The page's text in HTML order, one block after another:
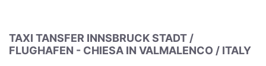
TAXI TANSFER INNSBRUCK STADT /
FLUGHAFEN - CHIESA IN VALMALENCO / ITALY